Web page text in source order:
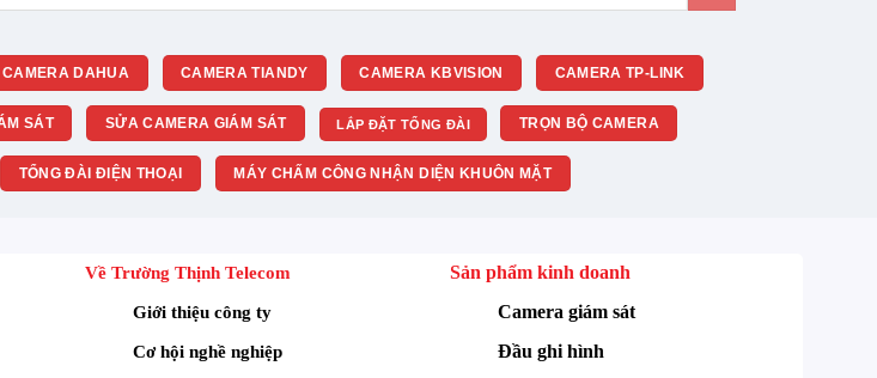
CAMERA DAHUA CAMERA TIANDY CAMERA KBVISION CAMERA TP-LINK
SÁT SỬA CAMERA GIÁM SÁT LẮP ĐẶT TỔNG ĐÀI TRỌN BỘ CAMERA
TỔNG ĐÀI ĐIỆN THOẠI MÁY CHẤM CÔNG NHẬN DIỆN KHUÔN MẶT
Về Trường Thịnh Telecom
Giới thiệu công ty
Cơ hội nghề nghiệp
Sản phẩm kinh doanh
Camera giám sát
Đầu ghi hình